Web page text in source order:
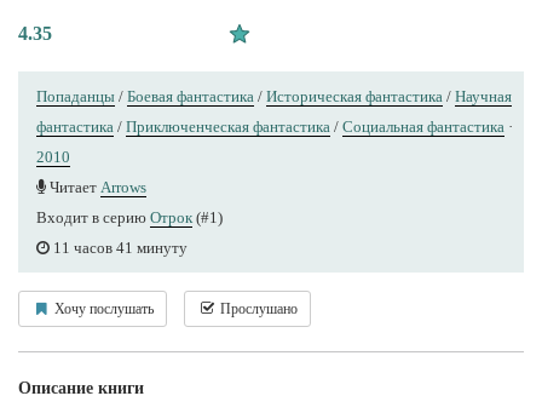
4.35
Попаданцы / Боевая фантастика / Историческая фантастика / Научная
фантастика / Приключенческая фантастика / Социальная фантастика ·
2010
Читает Arrows
Входит в серию Отрок (#1)
11 часов 41 минуту
Хочу послушать Прослушано
Описание книги